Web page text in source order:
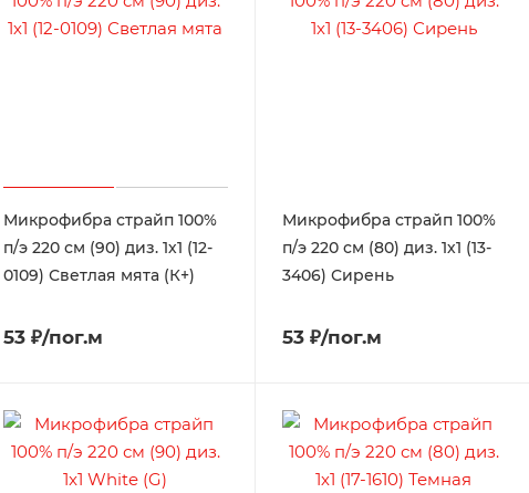
Микрофибра страйп 100%
п/э 220 см (90) диз. 1х1 (12-
0109) Светлая мята (К+)
53 ₽/пог.м
Микрофибра страйп 100%
п/э 220 см (80) диз. 1х1 (13-
3406) Сирень
53 ₽/пог.м